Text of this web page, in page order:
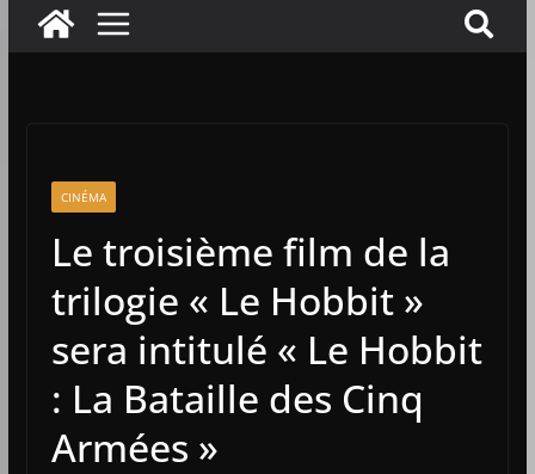
CINÉMA
Le troisième film de la
trilogie « Le Hobbit »
sera intitulé « Le Hobbit
: La Bataille des Cinq
Armées »